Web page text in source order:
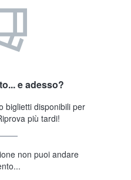
e adesso?
biglietti disponibili per
più tardi!
non puoi andare